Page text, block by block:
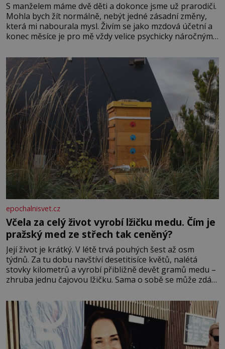
S manželem máme dvě děti a dokonce jsme už prarodiči.
Mohla bych žít normálně, nebýt jedné zásadní změny,
která mi nabourala mysl. Živím se jako mzdová účetní a
konec měsíce je pro mě vždy velice psychicky náročným
dál častěji volá o pomoc, co se hlídání týče. Dalo by se
epochalnisvet.cz
Včela za celý život vyrobí lžičku medu. Čím je
pražský med ze střech tak ceněný?
Její život je krátký. V létě trvá pouhých šest až osm
týdnů. Za tu dobu navštíví desetitisíce květů, nalétá
stovky kilometrů a vyrobí přibližně devět gramů medu –
zhruba jednu čajovou lžičku. Sama o sobě se může zdát
tisíc příslušnic svého včelstva, vznikne jeden z
nejdokonalejších organismů